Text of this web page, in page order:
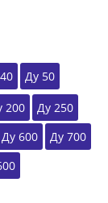
Ду 50
200
Ду 250
Ду 600
Ду 700